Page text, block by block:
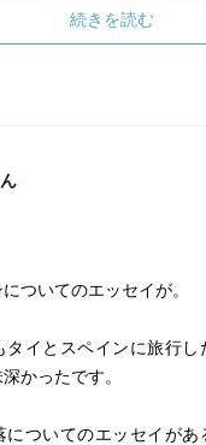
はわかっているのですけど
お布施の金額と、タ
なくなるパターンの参
．１は氷の少し下、０．
ージは少数とマイナスの
続きを読む
ついてのエッセイが。
タイとスペインに旅行し
かったです。
についてのエッセイがあ